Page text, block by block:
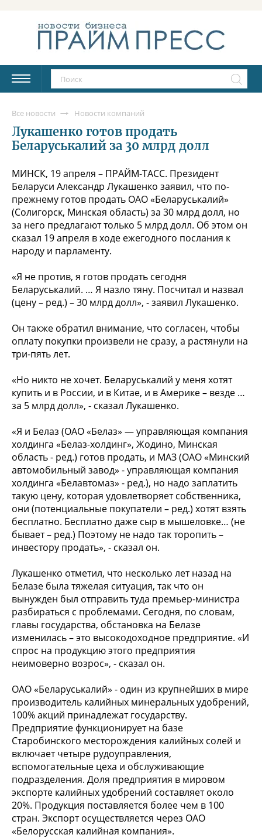
Все новости Новости компаний
Лукашенко готов продать
Беларуськалий за 30 млрд долл
МИНСК, 19 апреля – ПРАЙМ-ТАСС. Президент
Беларуси Александр Лукашенко заявил, что по-
прежнему готов продать ОАО «Беларуськалий»
(Солигорск, Минская область) за 30 млрд долл, но
за него предлагают только 5 млрд долл. Об этом он
сказал 19 апреля в ходе ежегодного послания к
народу и парламенту.
«Я не против, я готов продать сегодня
Беларуськалий. … Я назло тяну. Посчитал и назвал
(цену – ред.) – 30 млрд долл», - заявил Лукашенко.
Он также обратил внимание, что согласен, чтобы
оплату покупки произвели не сразу, а растянули на
три-пять лет.
«Но никто не хочет. Беларуськалий у меня хотят
купить и в России, и в Китае, и в Америке – везде …
за 5 млрд долл», - сказал Лукашенко.
«Я и Белаз (ОАО «Белаз» — управляющая компания
холдинга «Белаз-холдинг», Жодино, Минская
область - ред.) готов продать, и МАЗ (ОАО «Минский
автомобильный завод» - управляющая компания
холдинга «Белавтомаз» - ред.), но надо заплатить
такую цену, которая удовлетворяет собственника,
они (потенциальные покупатели – ред.) хотят взять
бесплатно. Бесплатно даже сыр в мышеловке… (не
бывает – ред.) Поэтому не надо так торопить –
инвестору продать», - сказал он.
Лукашенко отметил, что несколько лет назад на
Белазе была тяжелая ситуация, так что он
вынужден был отправить туда премьер-министра
разбираться с проблемами. Сегодня, по словам,
главы государства, обстановка на Белазе
изменилась – это высокодоходное предприятие. «И
спрос на продукцию этого предприятия
неимоверно возрос», - сказал он.
ОАО «Беларуськалий» - один из крупнейших в мире
производитель калийных минеральных удобрений,
100% акций принадлежат государству.
Предприятие функционирует на базе
Старобинского месторождения калийных солей и
включает четыре рудоуправления,
вспомогательные цеха и обслуживающие
подразделения. Доля предприятия в мировом
экспорте калийных удобрений составляет около
20%. Продукция поставляется более чем в 100
стран. Экспорт осуществляется через ОАО
«Белорусская калийная компания».